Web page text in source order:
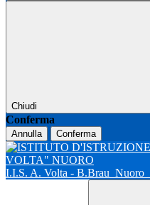
Chiudi
Conferma
Annulla Conferma
I.I.S. A. Volta - B.Brau Nuoro